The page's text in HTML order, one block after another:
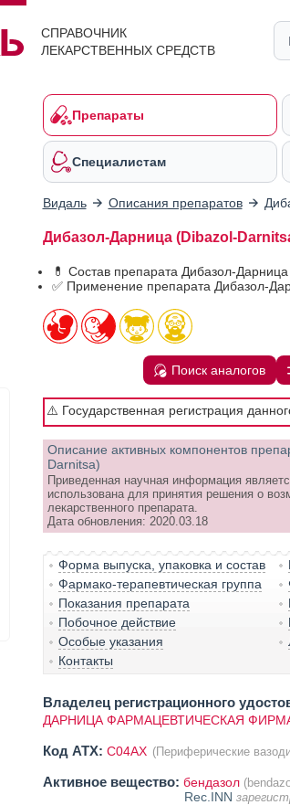
СПРАВОЧНИК
ЛЕКАРСТВЕННЫХ СРЕДСТВ
Препараты
Специалистам
Видаль Описания препаратов
Дибазол-Дарница (Dibazol-
💊 Состав препарата Дибазол-Дарница
✅ Применение препарата Дибазол-
Поиск аналогов
⚠️ Государственная регистрация
Описание активных компонентов
Darnitsa)
Приведенная научная информация
использована для принятия решения о
лекарственного препарата.
Дата обновления: 2020.03.18
Форма выпуска, упаковка и состав
Фармако-терапевтическая группа
Показания препарата
Побочное действие
Особые указания
Контакты
Владелец регистрационного
ДАРНИЦА ФАРМАЦЕВТИЧЕСКАЯ
Код ATX: C04AX (Периферические
Активное вещество: бендазол
Rec.INN